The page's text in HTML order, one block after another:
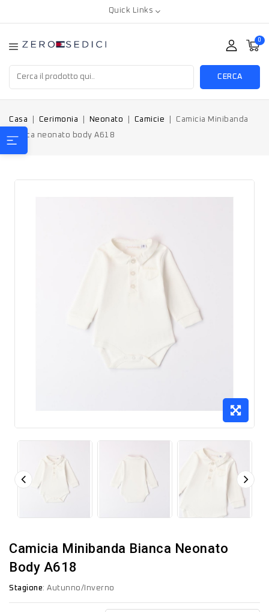
Quick Links
0
CERCA
Casa Cerimonia Neonato Camicie
Camicia Minibanda
Bianca neonato body A618
Camicia Minibanda Bianca Neonato
Body A618
Stagione: Autunno/Inverno